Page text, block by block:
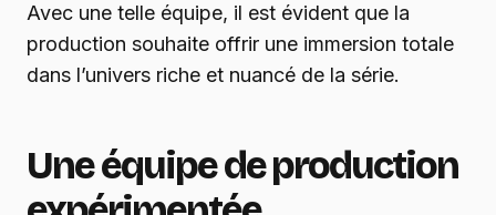
Avec une telle équipe, il est évident que la
production souhaite offrir une immersion totale
dans l’univers riche et nuancé de la série.
Une équipe de production